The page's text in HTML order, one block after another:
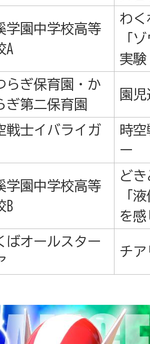
学園中学校高等
A
わく
「
実験
らぎ保育園・か
ぎ第二保育園
園
戦士イバライガ
時
ー
学園中学校高等
B
ど
「
を
ばオールスター
チ